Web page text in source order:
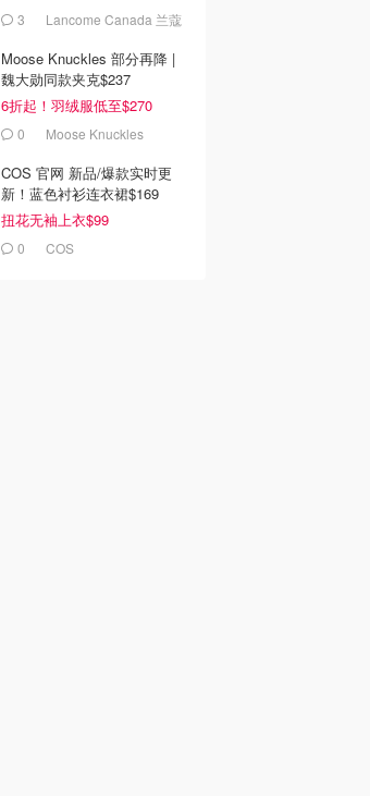
3
Lancome Canada 兰蔻
Moose Knuckles 部分再降 |
魏大勋同款夹克$237
6折起！羽绒服低至$270
0 Moose Knuckles
COS 官网 新品/爆款实时更
新！蓝色衬衫连衣裙$169
扭花无袖上衣$99
0 COS